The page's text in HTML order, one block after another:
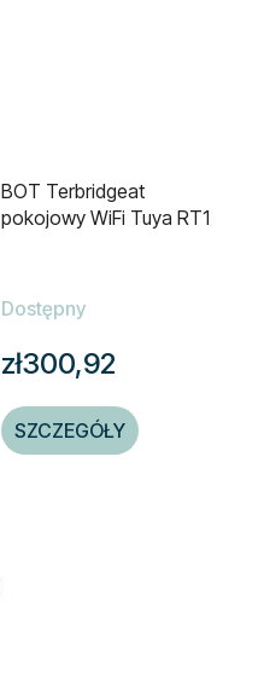
BOT Terbridgeat
pokojowy WiFi Tuya RT1
Dostępny
zł300,92
SZCZEGÓŁY